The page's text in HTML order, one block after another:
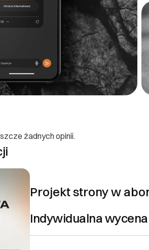
Konsument ma prawo odstąpić od
bez podania przyczyny. W celu
drogą mailową na adres:
cyfrowych (np. ebooków, workbooków,
wyraził zgodę na rozpoczęcie
o utracie prawa odstąpienia od
po udostępnieniu pliku do pobrania zwrot
jest możliwe wyłącznie do momentu
do pobrania). W przypadku skutecznej
prawa. Reklamacja może dotyczyć w
pliku, niezgodności produktu z
mailową na adres:
problemu. 3. Termin rozpatrzenia
O decyzji w sprawie reklamacji
cyfrowe oferowane w sklepie nie są objęte
żadnych opinii.
Projekt strony w
Indywidualna wycena